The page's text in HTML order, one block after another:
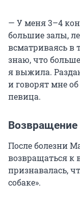
— У меня 3–4
большие залы,
всматриваясь в
знаю, что
я выжила.
и говорят мне
певица.
Возвращение
После болезни
возвращаться к
признавалась,
собаке».